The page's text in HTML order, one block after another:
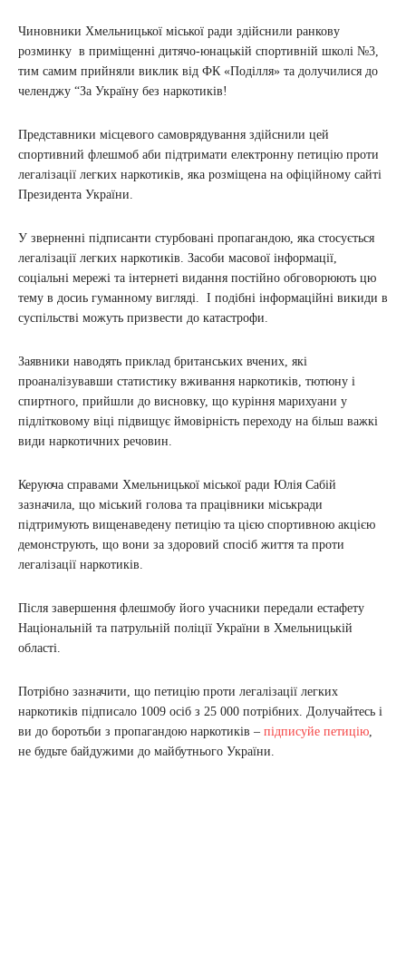
Чиновники Хмельницької міської ради здійснили ранкову
розминку в приміщенні дитячо-юнацькій спортивній школі №3,
тим самим прийняли виклик від ФК «Поділля» та долучилися до
челенджу “За Україну без наркотиків!
Представники місцевого самоврядування здійснили цей
спортивний флешмоб аби підтримати електронну петицію проти
легалізації легких наркотиків, яка розміщена на офіційному сайті
Президента України.
У зверненні підписанти стурбовані пропагандою, яка стосується
легалізації легких наркотиків. Засоби масової інформації,
соціальні мережі та інтернеті видання постійно обговорюють цю
тему в досиь гуманному вигляді. І подібні інформаційні викиди в
суспільстві можуть призвести до катастрофи.
Заявники наводять приклад британських вчених, які
проаналізувавши статистику вживання наркотиків, тютюну і
спиртного, прийшли до висновку, що куріння марихуани у
підлітковому віці підвищує ймовірність переходу на більш важкі
види наркотичних речовин.
Керуюча справами Хмельницької міської ради Юлія Сабій
зазначила, що міський голова та працівники міськради
підтримують вищенаведену петицію та цією спортивною акцією
демонструють, що вони за здоровий спосіб життя та проти
легалізації наркотиків.
Після завершення флешмобу його учасники передали естафету
Національній та патрульній поліції України в Хмельницькій
області.
Потрібно зазначити, що петицію проти легалізації легких
наркотиків підписало 1009 осіб з 25 000 потрібних. Долучайтесь і
ви до боротьби з пропагандою наркотиків – підписуйе петицію,
не будьте байдужими до майбутнього України.